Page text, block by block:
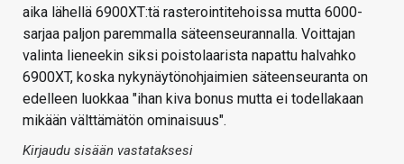
aika lähellä 6900XT:tä rasterointitehoissa mutta 6000-
sarjaa paljon paremmalla säteenseurannalla. Voittajan
valinta lieneekin siksi poistolaarista napattu halvahko
6900XT, koska nykynäytönohjaimien säteenseuranta on
edelleen luokkaa "ihan kiva bonus mutta ei todellakaan
mikään välttämätön ominaisuus".
Kirjaudu sisään vastataksesi